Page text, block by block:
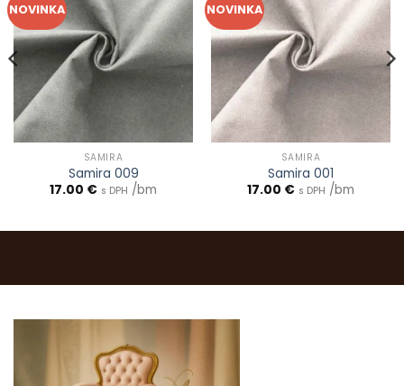
NOVINKA
SAMIRA
Samira 009
17.00 € s DPH /bm
NOVINKA
SAMIRA
Samira 001
17.00 € s DPH /bm